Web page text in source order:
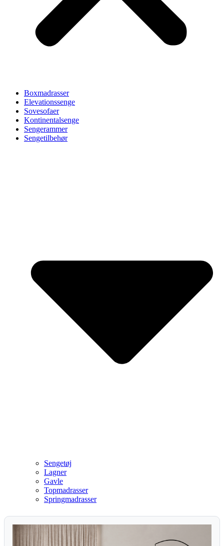
Boxmadrasser
Elevationssenge
Sovesofaer
Kontinentalsenge
Sengerammer
Sengetilbehør
Sengetøj
Lagner
Gavle
Topmadrasser
Springmadrasser